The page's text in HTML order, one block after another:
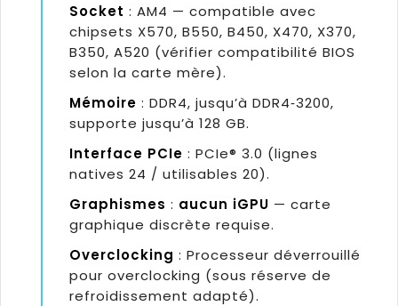
Socket : AM4 — compatible avec
chipsets X570, B550, B450, X470, X370,
B350, A520 (vérifier compatibilité BIOS
selon la carte mère).
Mémoire : DDR4, jusqu’à DDR4‑3200,
supporte jusqu’à 128 GB.
Interface PCIe : PCIe® 3.0 (lignes
natives 24 / utilisables 20).
Graphismes : aucun iGPU — carte
graphique discrète requise.
Overclocking : Processeur déverrouillé
pour overclocking (sous réserve de
refroidissement adapté).